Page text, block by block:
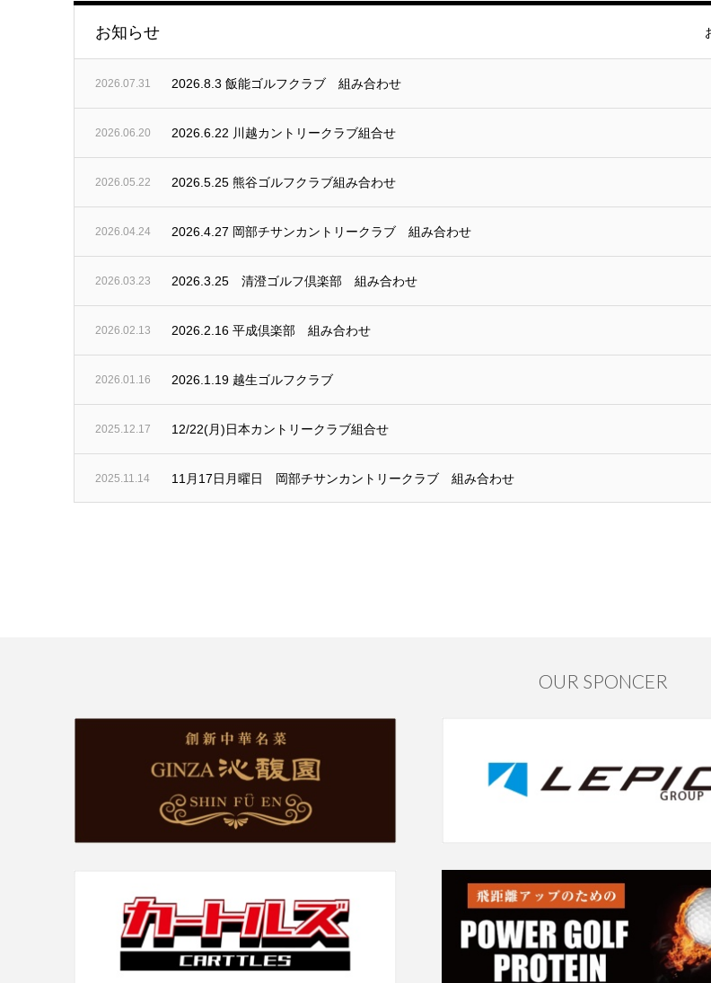
お知らせ
2026.07.31 2026.8.3 飯能ゴルフクラブ 組み合わせ
2026.06.20 2026.6.22 川越カントリークラブ組合せ
2026.05.22 2026.5.25 熊谷ゴルフクラブ組み合わせ
2026.04.24 2026.4.27 岡部チサンカントリークラブ 組み合わせ
2026.03.23 2026.3.25 清澄ゴルフ倶楽部 組み合わせ
2026.02.13 2026.2.16 平成倶楽部 組み合わせ
2026.01.16 2026.1.19 越生ゴルフクラブ
2025.12.17 12/22(月)日本カントリークラブ組合せ
2025.11.14 11月17日月曜日 岡部チサンカントリークラブ 組み合わせ
OUR SPONCER